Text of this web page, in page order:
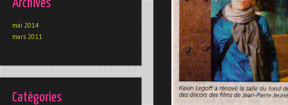
Archives
mai 2014
mars 2011
Catégories